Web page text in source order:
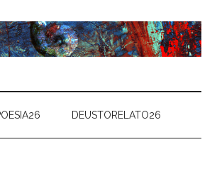
DEUSTORELATO26